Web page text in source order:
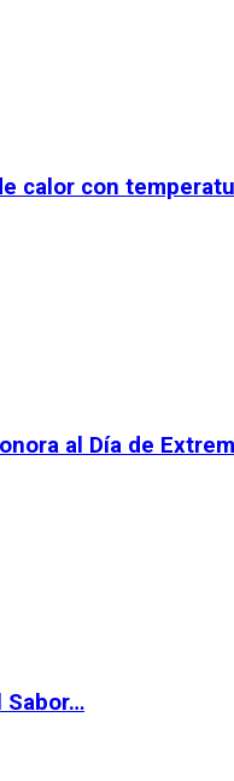
calor con
al Día de
Sabor…